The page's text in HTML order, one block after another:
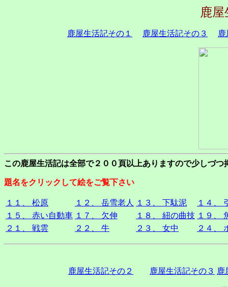
鹿
鹿屋生活記その１ 鹿屋生活記その３
この鹿屋生活記は全部で２００頁以上ありますので少しづつ
題名をクリックして絵をご覧下さい
１１、 松原 １２、 岳雪老人 １３、 下駄泥
１４、
１５、 赤い自動車 １７、 欠伸 １８、 紐の曲技 １９、
２１、 戦雲
２２、 牛 ２３、 女中 ２４、
鹿屋生活記その２ 鹿屋生活記その３ 鹿